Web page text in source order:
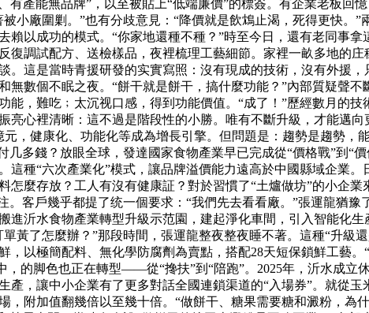
產能無品牌”，以至被貼上“低端廉價”的標簽。有企業老板回
小廠圍剿。”也有分歧意見：“降價就是飲鴆止渴，死得更快。
以成功的模式。“你家地還種不種？”時至今日，還有老同事
調試配方、送檢樣品，夜裡梳理工藝細節。家裡一畝多地的
這是當時青援研發的实實寫照：沒有現成的技術，沒有外援
數個不眠之夜。“餅干就是餅干，搞什麼功能？”內部質疑聲不
，難吃﹔太沉视口感，得到功能價值。“成了！”歷經數月的
心裡清晰：這不過是階段性的小勝。唯有不斷升級，才能邁
，健康化、功能化等成為增長引擎。但問題是：趨勢是趨勢，
多錢？放眼全球，發達國家食物產業早已完成從“價格戰”到“
種“六次產業化”模式，讓品牌溢價能力遠高於中國縣域企業
麼存放？工人有沒有健康証？對於習慣了“土爐做坊”的小企
。客戶幾乎都提了统一個要求：“我們先去看看廠。”張運龍猶
進沂水食物產業轉型升級示范園，建起淨化車間，引入智能化
黃了怎麼辦？”那段時間，張運龍整夜整夜睡不著。這種“升級
以極簡配料、無化學防腐劑為賣點，搭配28天短保鎖鮮工藝
，的脚色也正在轉型——從“搀扶”到“陪跑”。2025年，沂水成立
，讓中小企業有了更多對話全國連鎖渠道的“入場券”。就從
附加值翻幾倍以至幾十倍。“做餅干、糖果需要糖和澱粉，為